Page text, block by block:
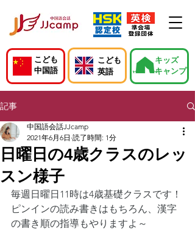
こども
中国語
こども
英語
キッズ
キャンプ
記事
日曜日の4歳クラスのレッ
スン様子
中国語会話JJcamp
2021年6月6日 読了時間: 1分
毎週日曜日11時は4歳基礎クラスです！
ピンインの読み書きはもちろん、漢字
の書き順の指導もやりますよ～